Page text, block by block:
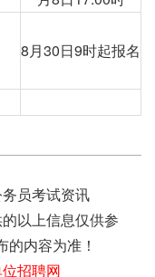
8月30日9时起报名
员考试资讯
以上信息仅供参
内容为准！
招聘网